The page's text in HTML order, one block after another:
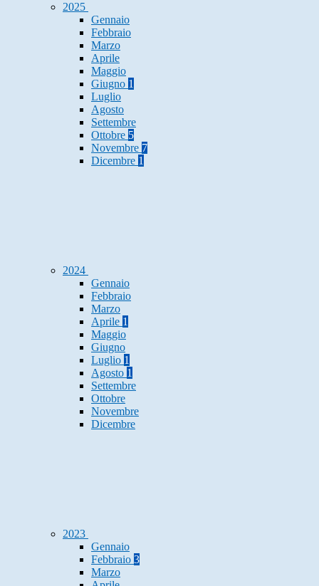
2025
Gennaio
Febbraio
Marzo
Aprile
Maggio
Giugno 1
Luglio
Agosto
Settembre
Ottobre 5
Novembre 7
Dicembre 1
2024
Gennaio
Febbraio
Marzo
Aprile 1
Maggio
Giugno
Luglio 1
Agosto 1
Settembre
Ottobre
Novembre
Dicembre
2023
Gennaio
Febbraio 3
Marzo